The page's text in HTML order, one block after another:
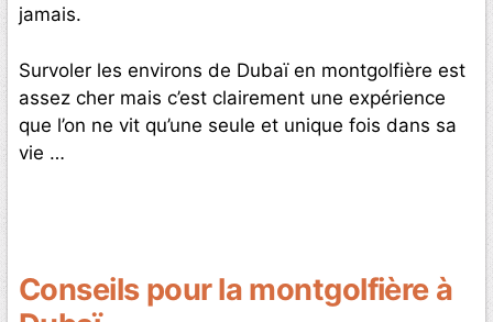
jamais.
Survoler les environs de Dubaï en montgolfière est
assez cher mais c’est clairement une expérience
que l’on ne vit qu’une seule et unique fois dans sa
vie …
Conseils pour la montgolfière à